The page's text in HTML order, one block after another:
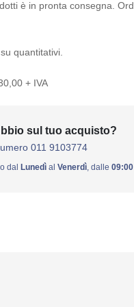
è in pronta consegna.
quantitativi.
+ IVA
sul tuo acquisto?
011 9103774
dal Lunedìal Venerdì, dalle 09:00